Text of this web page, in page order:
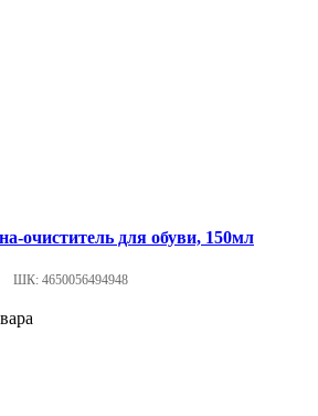
очиститель для обуви, 150мл
ШК: 4650056494948